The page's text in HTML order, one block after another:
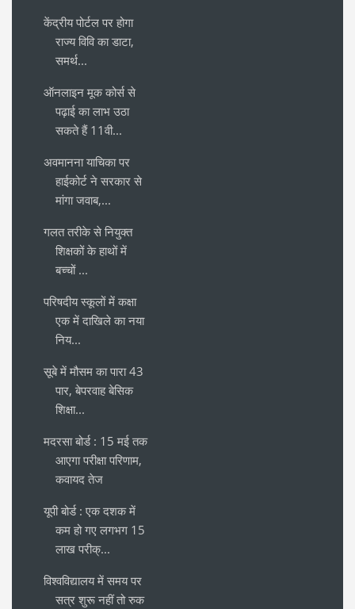
केंद्रीय पोर्टल पर होगा
राज्य विवि का डाटा,
समर्थ...
ऑनलाइन मूक कोर्स से
पढ़ाई का लाभ उठा
सकते हैं 11वी...
अवमानना याचिका पर
हाईकोर्ट ने सरकार से
मांगा जवाब,...
गलत तरीके से नियुक्त
शिक्षकों के हाथों में
बच्चों ...
परिषदीय स्कूलों में कक्षा
एक में दाखिले का नया
निय...
सूबे में मौसम का पारा 43
पार, बेपरवाह बेसिक
शिक्षा...
मदरसा बोर्ड : 15 मई तक
आएगा परीक्षा परिणाम,
कवायद तेज
यूपी बोर्ड : एक दशक में
कम हो गए लगभग 15
लाख परीक्...
विश्वविद्यालय में समय पर
सत्र शुरू नहीं तो रुक